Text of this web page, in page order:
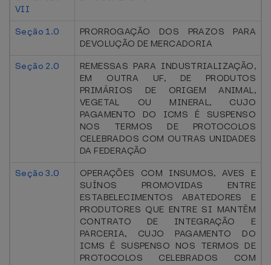
VII
Seção 1.0
PRORROGAÇÃO DOS PRAZOS PARA
DEVOLUÇÃO DE MERCADORIA
Seção 2.0
REMESSAS PARA INDUSTRIALIZAÇÃO,
EM OUTRA UF, DE PRODUTOS
PRIMÁRIOS DE ORIGEM ANIMAL,
VEGETAL OU MINERAL, CUJO
PAGAMENTO DO ICMS É SUSPENSO
NOS TERMOS DE PROTOCOLOS
CELEBRADOS COM OUTRAS UNIDADES
DA FEDERAÇÃO
Seção 3.0
OPERAÇÕES COM INSUMOS, AVES E
SUÍNOS PROMOVIDAS ENTRE
ESTABELECIMENTOS ABATEDORES E
PRODUTORES QUE ENTRE SI MANTÊM
CONTRATO DE INTEGRAÇÃO E
PARCERIA, CUJO PAGAMENTO DO
ICMS É SUSPENSO NOS TERMOS DE
PROTOCOLOS CELEBRADOS COM